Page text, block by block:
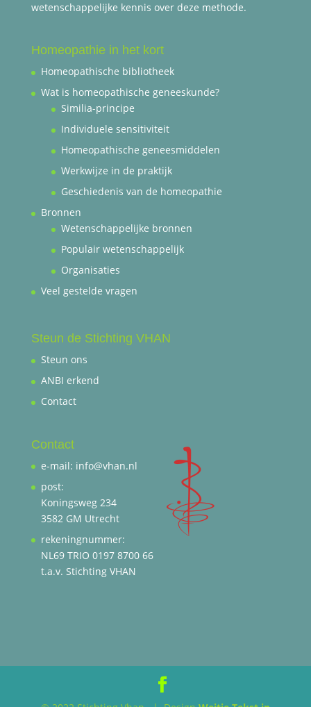
wetenschappelijke kennis over deze methode.
Homeopathie in het kort
Homeopathische bibliotheek
Wat is homeopathische geneeskunde?
Similia-principe
Individuele sensitiviteit
Homeopathische geneesmiddelen
Werkwijze in de praktijk
Geschiedenis van de homeopathie
Bronnen
Wetenschappelijke bronnen
Populair wetenschappelijk
Organisaties
Veel gestelde vragen
Steun de Stichting VHAN
Steun ons
ANBI erkend
Contact
Contact
e-mail: info@vhan.nl
post:
Koningsweg 234
3582 GM Utrecht
rekeningnummer:
NL69 TRIO 0197 8700 66
t.a.v. Stichting VHAN